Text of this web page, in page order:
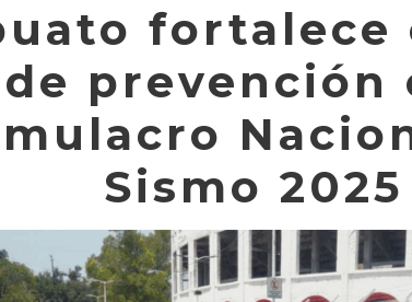
fortalece
de prevención
Sismo 2025